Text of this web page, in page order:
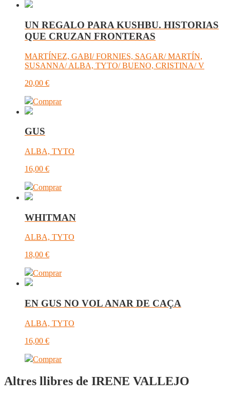
UN REGALO PARA KUSHBU. HISTORIAS
QUE CRUZAN FRONTERAS
MARTÍNEZ, GABI/ FORNIES, SAGAR/ MARTÍN,
SUSANNA/ ALBA, TYTO/ BUENO, CRISTINA/ V
20,00 €
Comprar
GUS
ALBA, TYTO
16,00 €
Comprar
WHITMAN
ALBA, TYTO
18,00 €
Comprar
EN GUS NO VOL ANAR DE CAÇA
ALBA, TYTO
16,00 €
Comprar
Altres llibres de IRENE VALLEJO